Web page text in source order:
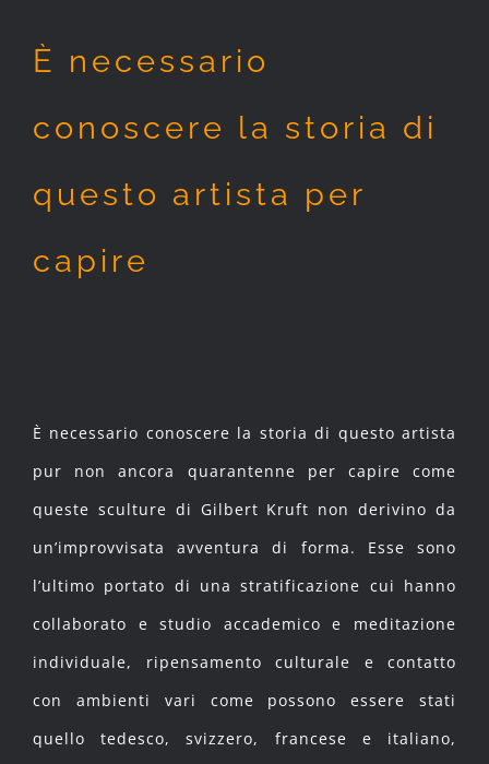
È necessario
conoscere la storia di
questo artista per
capire
È necessario conoscere la storia di questo artista
pur non ancora quarantenne per capire come
queste sculture di Gilbert Kruft non derivino da
un’improvvisata avventura di forma. Esse sono
l’ultimo portato di una stratificazione cui hanno
collaborato e studio accademico e meditazione
individuale, ripensamento culturale e contatto
con ambienti vari come possono essere stati
quello tedesco, svizzero, francese e italiano,